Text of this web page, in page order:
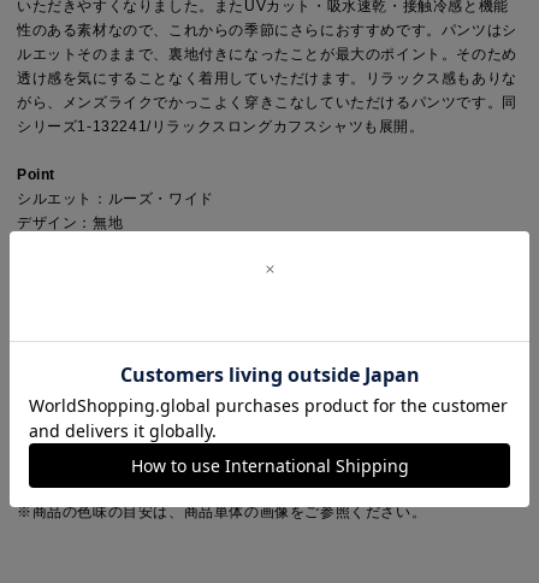
いただきやすくなりました。またUVカット・吸水速乾・接触冷感と機能
性のある素材なので、これからの季節にさらにおすすめです。パンツはシ
ルエットそのままで、裏地付きになったことが最大のポイント。そのため
透け感を気にすることなく着用していただけます。リラックス感もありな
がら、メンズライクでかっこよく穿きこなしていただけるパンツです。同
シリーズ1-132241/リラックスロングカフスシャツも展開。
Point
シルエット：ルーズ・ワイド
デザイン：無地
透け感：多少あり(アイボリーのみ)
ポケット：サイド・バック
※商品画像は、光の当たり具合やパソコンなどの閲覧環境により、実際の
色味と異なって見える場合がございます。予めご了承ください。
※商品の色味の目安は、商品単体の画像をご参照ください。